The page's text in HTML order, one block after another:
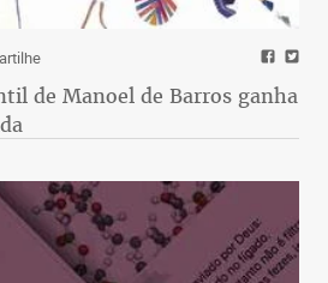
de Manoel de Barros ganha